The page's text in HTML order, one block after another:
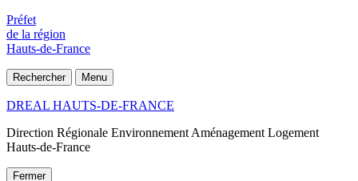
Préfet
de la région
Hauts-de-France
Rechercher Menu
DREAL HAUTS-DE-FRANCE
Direction Régionale Environnement Aménagement Logement
Hauts-de-France
Fermer